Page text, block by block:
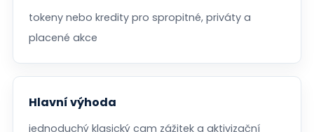
tokeny nebo kredity pro spropitné, priváty a
placené akce
Hlavní výhoda
jednoduchý klasický cam zážitek a aktivizační